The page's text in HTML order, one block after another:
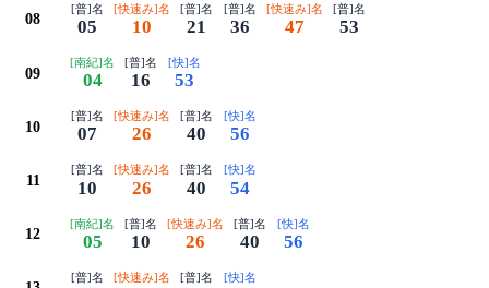
08
[普]名
05
[快速み]名
10
[普]名
21
[普]名
36
[快速み]名
47
[普]名
53
09
[南紀]名
04
[普]名
16
[快]名
53
10
[普]名
07
[快速み]名
26
[普]名
40
[快]名
56
11
[普]名
10
[快速み]名
26
[普]名
40
[快]名
54
12
[南紀]名
05
[普]名
10
[快速み]名
26
[普]名
40
[快]名
56
[普]名 [快速み]名 [普]名 [快]名